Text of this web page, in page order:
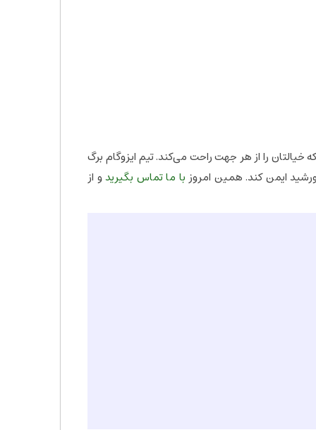
را از هر جهت راحت می‌کند. تیم ایزوگام برگ
ایمن کند. همین امروزبا ما تماس بگیریدو از